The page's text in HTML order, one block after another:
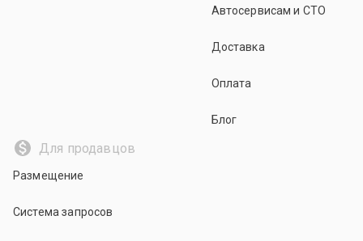
Автосервисам и СТО
Доставка
Оплата
Блог
Для продавцов
Размещение
Система запросов